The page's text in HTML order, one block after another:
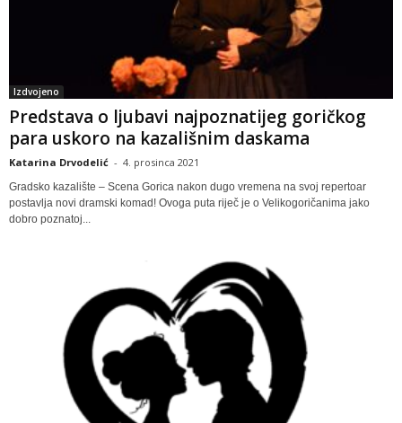
Izdvojeno
Predstava o ljubavi najpoznatijeg goričkog
para uskoro na kazališnim daskama
Katarina Drvodelić - 4. prosinca 2021
Gradsko kazalište – Scena Gorica nakon dugo vremena na svoj repertoar
postavlja novi dramski komad! Ovoga puta riječ je o Velikogoričanima jako
dobro poznatoj...